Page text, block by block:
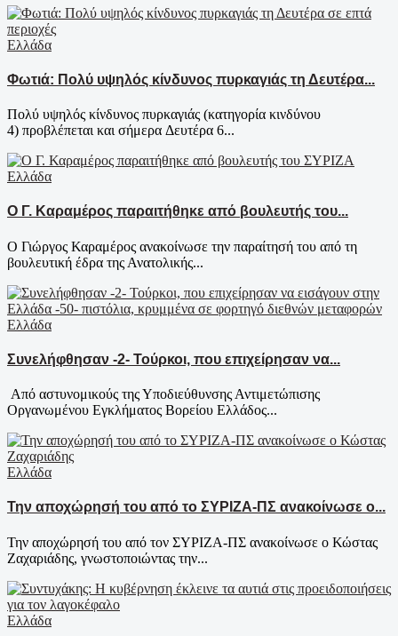
Ελλάδα
Φωτιά: Πολύ υψηλός κίνδυνος πυρκαγιάς τη Δευτέρα...
Πολύ υψηλός κίνδυνος πυρκαγιάς (κατηγορία κινδύνου
4) προβλέπεται και σήμερα Δευτέρα 6...
Ελλάδα
Ο Γ. Καραμέρος παραιτήθηκε από βουλευτής του...
Ο Γιώργος Καραμέρος ανακοίνωσε την παραίτησή του από τη
βουλευτική έδρα της Ανατολικής...
Ελλάδα
Συνελήφθησαν -2- Τούρκοι, που επιχείρησαν να...
Από αστυνομικούς της Υποδιεύθυνσης Αντιμετώπισης
Οργανωμένου Εγκλήματος Βορείου Ελλάδος...
Ελλάδα
Την αποχώρησή του από το ΣΥΡΙΖΑ-ΠΣ ανακοίνωσε ο...
Την αποχώρησή του από τον ΣΥΡΙΖΑ-ΠΣ ανακοίνωσε ο Κώστας
Ζαχαριάδης, γνωστοποιώντας την...
Ελλάδα